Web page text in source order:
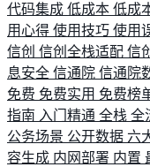
代码集成 低成本 低成
用心得 使用技巧 使用
信创 信创全栈适配 信
息安全 信通院 信通院
免费 免费实用 免费榜
指南 入门精通 全栈 全
公务场景 公开数据 六
容生成 内网部署 内置